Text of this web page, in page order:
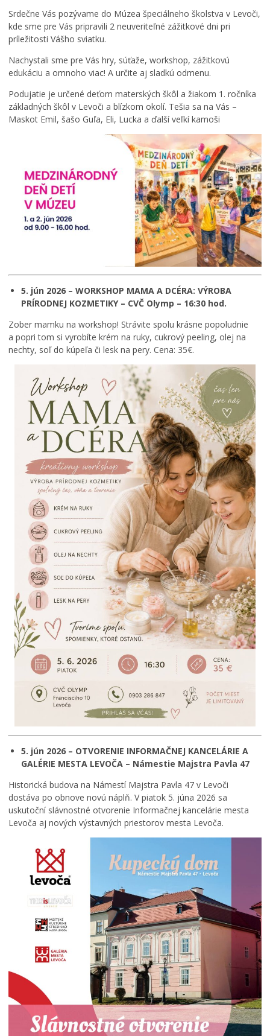
Srdečne Vás pozývame do Múzea špeciálneho školstva v Levoči,
kde sme pre Vás pripravili 2 neuveriteľné zážitkové dni pri
príležitosti Vášho sviatku.
Nachystali sme pre Vás hry, súťaže, workshop, zážitkovú
edukáciu a omnoho viac! A určite aj sladkú odmenu.
Podujatie je určené deťom materských škôl a žiakom 1. ročníka
základných škôl v Levoči a blízkom okolí. Tešia sa na Vás –
Maskot Emil, šašo Guľa, Eli, Lucka a ďalší veľkí kamoši
5. jún 2026 – WORKSHOP MAMA A DCÉRA: VÝROBA
PRÍRODNEJ KOZMETIKY – CVČ Olymp – 16:30 hod.
Zober mamku na workshop! Strávite spolu krásne popoludnie
a popri tom si vyrobíte krém na ruky, cukrový peeling, olej na
nechty, soľ do kúpeľa či lesk na pery. Cena: 35€.
5. jún 2026 – OTVORENIE INFORMAČNEJ KANCELÁRIE A
GALÉRIE MESTA LEVOČA – Námestie Majstra Pavla 47
Historická budova na Námestí Majstra Pavla 47 v Levoči
dostáva po obnove novú náplň. V piatok 5. júna 2026 sa
uskutoční slávnostné otvorenie Informačnej kancelárie mesta
Levoča aj nových výstavných priestorov mesta Levoča.